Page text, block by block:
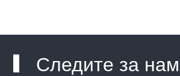
Следите за